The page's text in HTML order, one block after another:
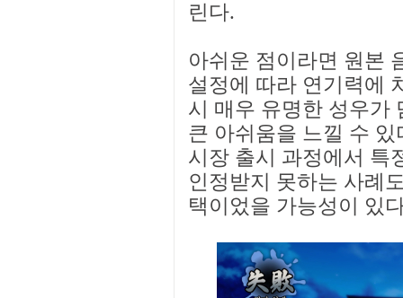
린다.
아쉬운 점이라면 원본
설정에 따라 연기력에
시 매우 유명한 성우가
큰 아쉬움을 느낄 수
시장 출시 과정에서 특
인정받지 못하는 사례
택이었을 가능성이 있